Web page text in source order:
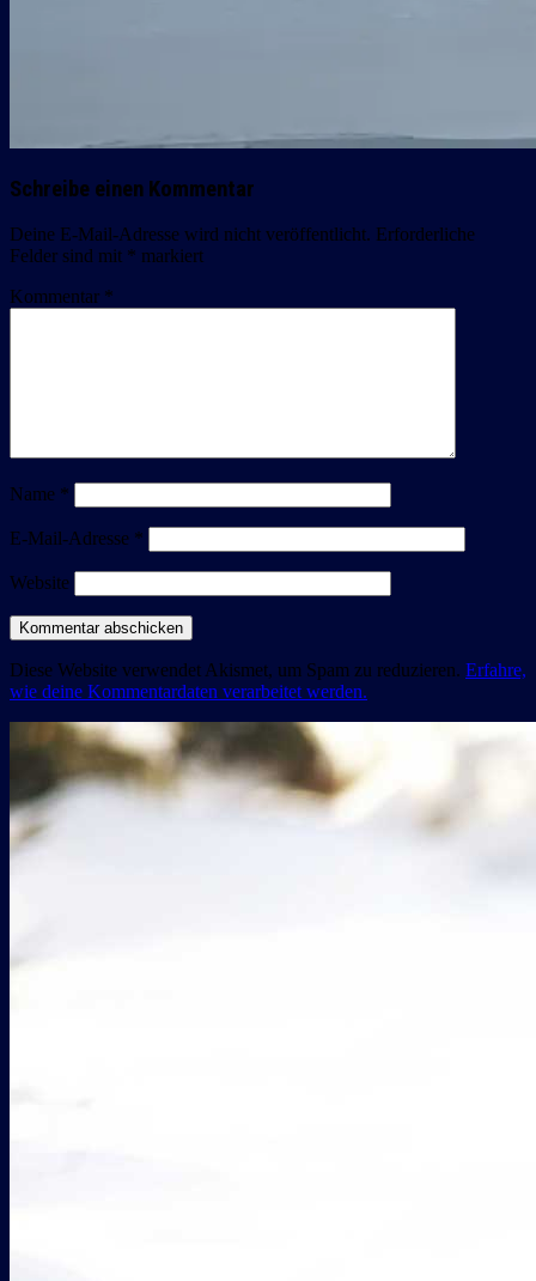
Schreibe einen Kommentar
Deine E-Mail-Adresse wird nicht veröffentlicht. Erforderliche
Felder sind mit * markiert
Kommentar *
Name *
E-Mail-Adresse *
Website
Diese Website verwendet Akismet, um Spam zu reduzieren. Erfahre,
wie deine Kommentardaten verarbeitet werden.